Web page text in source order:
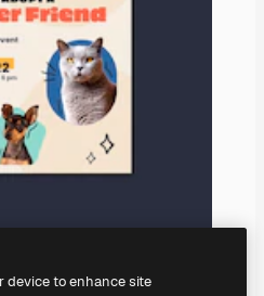
device to enhance site